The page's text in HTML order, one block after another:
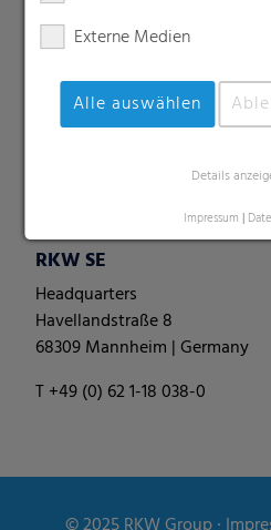
Externe Medien
Alle auswählen
Details
Impressum |
Backsheet-Folien
Perforierte Folien
Spezialitäten
Palettennetze
Silofolien & -schläuche
RKW SE
Headquarters
Havellandstraße 8
68309 Mannheim | Germany
T +49 (0) 62 1-18 038-0